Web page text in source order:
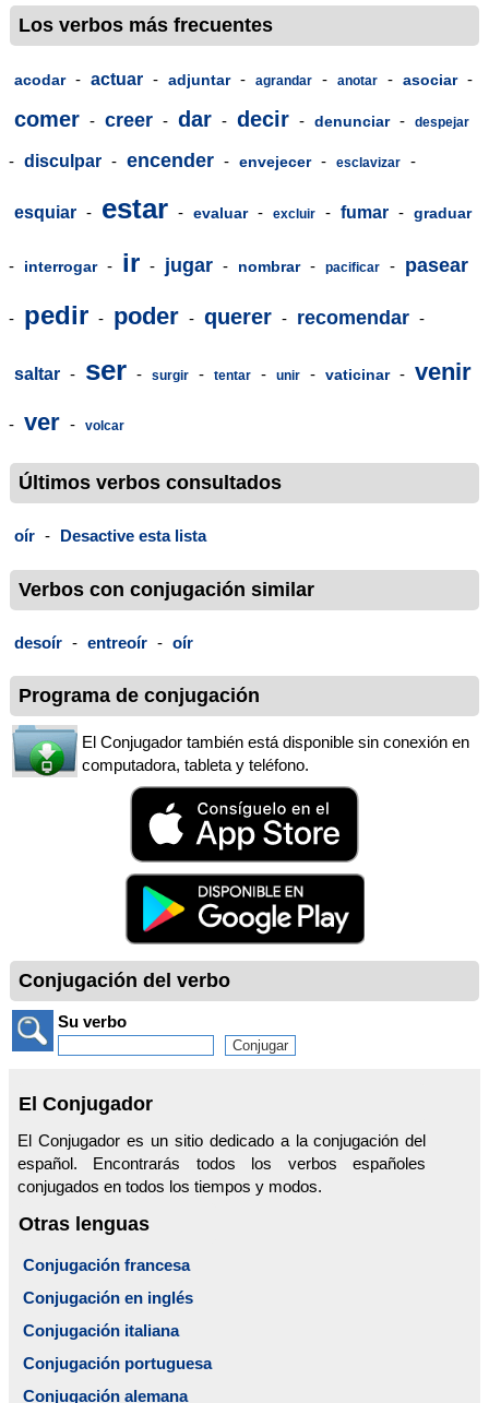
Los verbos más frecuentes
acodar - actuar - adjuntar - agrandar - anotar - asociar -
comer - creer - dar - decir - denunciar - despejar
- disculpar - encender - envejecer - esclavizar -
esquiar - estar - evaluar - excluir - fumar - graduar
- interrogar - ir - jugar - nombrar - pacificar - pasear
- pedir - poder - querer - recomendar -
saltar - ser - surgir - tentar - unir - vaticinar - venir
- ver - volcar
Últimos verbos consultados
oír - Desactive esta lista
Verbos con conjugación similar
desoír - entreoír - oír
Programa de conjugación
El Conjugador también está disponible sin conexión en
computadora, tableta y teléfono.
Conjugación del verbo
Su verbo
El Conjugador
El Conjugador es un sitio dedicado a la conjugación del
español. Encontrarás todos los verbos españoles
conjugados en todos los tiempos y modos.
Otras lenguas
Conjugación francesa
Conjugación en inglés
Conjugación italiana
Conjugación portuguesa
Conjugación alemana